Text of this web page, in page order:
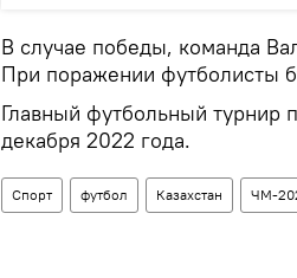
В случае победы, команда
При поражении футболисты
Главный футбольный турнир
декабря 2022 года.
Спорт футбол Казахстан ЧМ-